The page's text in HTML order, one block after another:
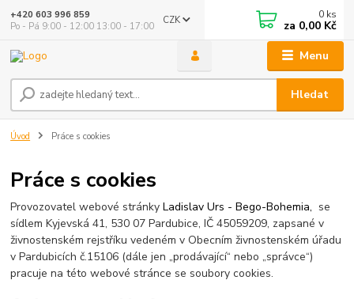
Menu
CZK
Hledat
+420 603 996 859
Po - Pá 9:00 - 12:00 13:00 - 17:00
0 ks
za 0,00 Kč
Úvod Práce s cookies
Práce s cookies
Provozovatel webové stránky Ladislav Urs - Bego-Bohemia, se
sídlem Kyjevská 41, 530 07 Pardubice, IČ 45059209, zapsané v
živnostenském rejstříku vedeném v Obecním živnostenském úřadu
v Pardubicích č.15106 (dále jen „prodávající“ nebo „správce“)
pracuje na této webové stránce se soubory cookies.